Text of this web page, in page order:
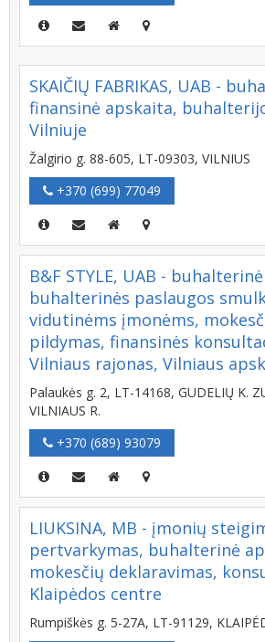
SKAIČIŲ FABRIKAS, UAB -
finansinė apskaita,
Vilniuje
Žalgirio g. 88-605, LT-09303, VILNIUS
+370 (699) 77049
B&F STYLE, UAB -
buhalterinės paslaugos
vidutinėms įmonėms,
pildymas, finansinės
Vilniaus rajonas, Vilniaus
Palaukės g. 2, LT-14168, GUDELIŲ K.
VILNIAUS R.
+370 (689) 93079
LIUKSINA, MB - įmonių
pertvarkymas, buhalterinė
mokesčių deklaravimas,
Klaipėdos centre
Rumpiškės g. 5-27A, LT-91129,